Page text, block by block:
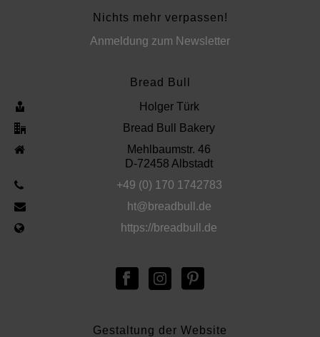
Nichts mehr verpassen!
Anmeldung zum Newsletter
Bread Bull
Holger Türk
Bread Bull Bakery
Mehlbaumstr. 46
D-72458 Albstadt
+49 (0) 170 1742783
ht@breadbull.de
https://breadbull.de
Gestaltung der Website